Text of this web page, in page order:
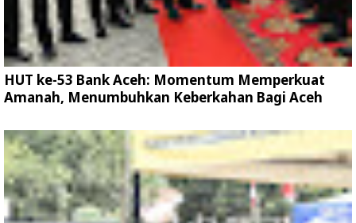
HUT ke-53 Bank Aceh: Momentum Memperkuat
Amanah, Menumbuhkan Keberkahan Bagi Aceh